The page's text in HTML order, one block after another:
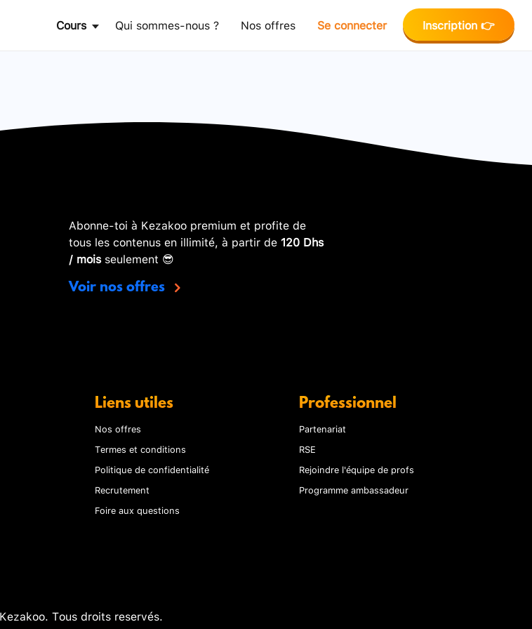
Cours Qui sommes-nous ? Nos offres Se connecter Inscription 👉
Abonne-toi à Kezakoo premium et profite de
tous les contenus en illimité, à partir de 120 Dhs
/ moisseulement 😎
Voir nos offres
Liens utiles
Nos offres
Termes et conditions
Politique de confidentialité
Recrutement
Foire aux questions
Professionnel
Partenariat
RSE
Rejoindre l'équipe de profs
Programme ambassadeur
Tous droits reservés.